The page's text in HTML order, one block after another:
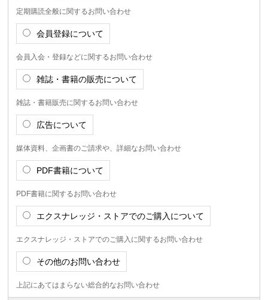
定期購読全般に関するお問い合わせ
会員登録について
会員入会・登録などに関するお問い合わせ
雑誌・書籍の販売について
雑誌・書籍販売に関するお問い合わせ
広告について
媒体資料、企画書のご請求や、詳細なお問い合わせ
PDF書籍について
PDF書籍に関するお問い合わせ
エクスナレッジ・ストアでのご購入について
エクスナレッジ・ストアでのご購入に関するお問い合わせ
その他のお問い合わせ
上記にあてはまらない総合的なお問い合わせ